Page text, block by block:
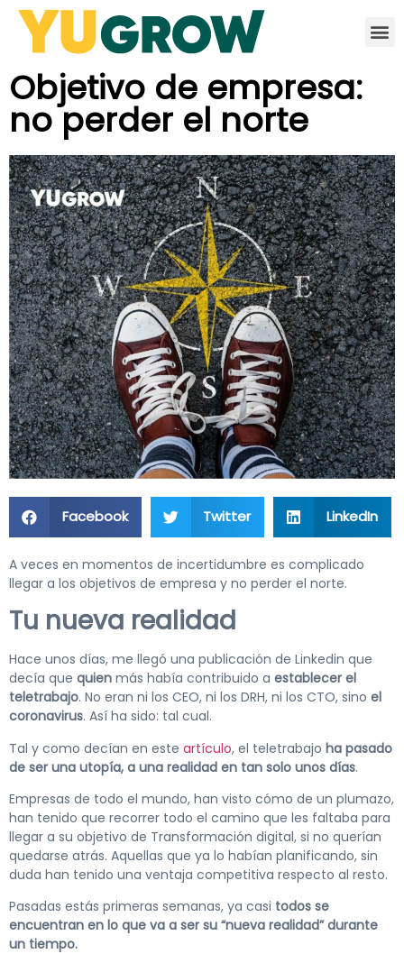
Objetivo de empresa:
no perder el norte
Facebook Twitter LinkedIn
A veces en momentos de incertidumbre es complicado
llegar a los objetivos de empresa y no perder el norte.
Tu nueva realidad
Hace unos días, me llegó una publicación de Linkedin que
decía que quien más había contribuido a establecer el
teletrabajo. No eran ni los CEO, ni los DRH, ni los CTO, sino el
coronavirus. Así ha sido: tal cual.
Tal y como decían en este artículo, el teletrabajo ha pasado
de ser una utopía, a una realidad en tan solo unos días.
Empresas de todo el mundo, han visto cómo de un plumazo,
han tenido que recorrer todo el camino que les faltaba para
llegar a su objetivo de Transformación digital, si no querían
quedarse atrás. Aquellas que ya lo habían planificando, sin
duda han tenido una ventaja competitiva respecto al resto.
Pasadas estás primeras semanas, ya casi todos se
encuentran en lo que va a ser su “nueva realidad” durante
un tiempo.